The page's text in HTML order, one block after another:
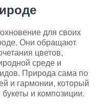
для своих
Они обращают
цветов,
среде и
Природа сама по
и гармонии, который
и композиции.